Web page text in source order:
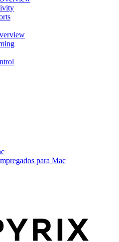
para Mac